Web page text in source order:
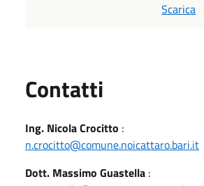
Scarica
Contatti
Ing. Nicola Crocitto :
n.crocitto@comune.noicattaro.bari.it
Dott. Massimo Guastella :